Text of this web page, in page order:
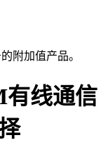
附加值产品。
有线通信